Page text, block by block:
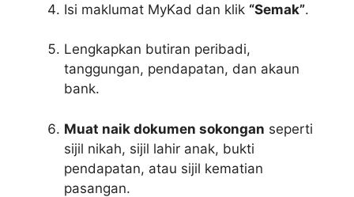
Isi maklumat MyKad dan klik “Semak”.
Lengkapkan butiran peribadi,
tanggungan, pendapatan, dan akaun
bank.
Muat naik dokumen sokongan seperti
sijil nikah, sijil lahir anak, bukti
pendapatan, atau sijil kematian
pasangan.